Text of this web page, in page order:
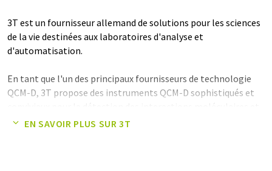
3T est un fournisseur allemand de solutions pour les sciences
de la vie destinées aux laboratoires d'analyse et
d'automatisation.
En tant que l'un des principaux fournisseurs de technologie
QCM-D, 3T propose des instruments QCM-D sophistiqués et
des phénomènes électrochimiques.
EN SAVOIR PLUS SUR 3T